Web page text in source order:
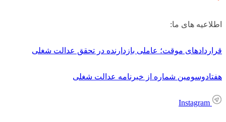
اطلاعیه های ما:
قراردادهای موقت؛ عاملی بازدارنده در تحقق عدالت شغلی
هفتادوسومین شماره از خبرنامه عدالت شغلی
Instagram